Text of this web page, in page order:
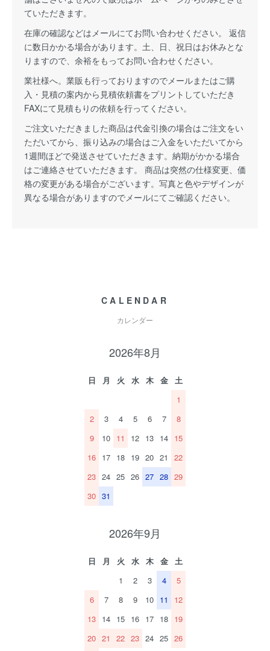
ていただきます。
在庫の確認などはメールにてお問い合わせください。 返信
に数日かかる場合があります。土、日、祝日はお休みとな
りますので、余裕をもってお問い合わせください。
業社様へ。業販も行っておりますのでメールまたはご購
入・見積の案内から見積依頼書をプリントしていただき
FAXにて見積もりの依頼を行ってください。
ご注文いただきました商品は代金引換の場合はご注文をい
ただいてから、振り込みの場合はご入金をいただいてから
1週間ほどで発送させていただきます。納期がかかる場合
はご連絡させていただきます。 商品は突然の仕様変更、価
格の変更がある場合がございます。写真と色やデザインが
異なる場合がありますのでメールにてご確認ください。
CALENDAR
カレンダー
2026年8月
日 月 火 水 木 金
土
1
2
3 4 5 6 7
8
9
10 11 12 13 14 15
16 17 18 19 20 21
22
23 24 25 26 27 28 29
30 31
2026年9月
日 月 火 水 木 金
土
1
2 3 4
5
6
7 8 9 10 11
12
13 14 15 16 17 18 19
20 21 22 23 24 25 26